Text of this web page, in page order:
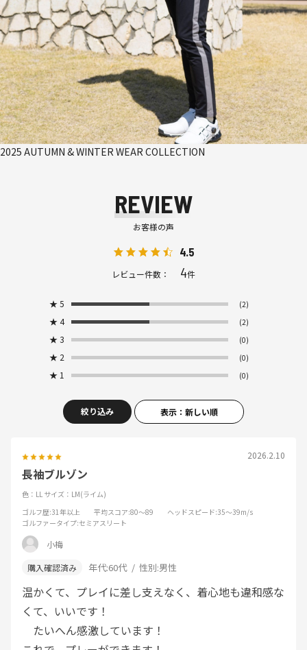
2025 AUTUMN & WINTER WEAR COLLECTION
REVIEW
お客様の声
4.5
レビュー件数： 4件
★ 5 (2)
★ 4 (2)
★ 3 (0)
★ 2 (0)
★ 1 (0)
絞り込み 表示：新しい順
2026.2.10
長袖ブルゾン
色：LL サイズ：LM(ライム)
ゴルフ歴:31年以上 平均スコア:80～89 ヘッドスピード:35～39m/s
ゴルファータイプ:セミアスリート
小梅
年代:60代 性別:男性
温かくて、プレイに差し支えなく、着心地も違和感な
くて、いいです！
たいへん感激しています！